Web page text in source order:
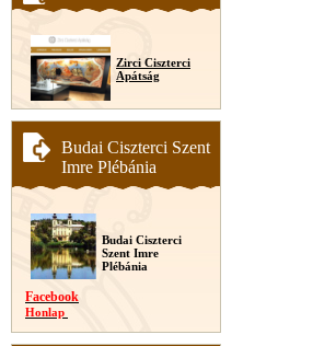
Zirci Ciszterci
Apátság
Budai Ciszterci Szent
Imre Plébánia
Budai Ciszterci
Szent Imre
Plébánia
Facebook
Honlap